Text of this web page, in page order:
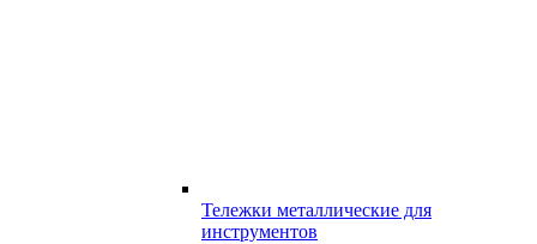
Тележки металлические для
инструментов